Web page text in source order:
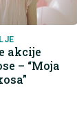
akcije
– “Moja